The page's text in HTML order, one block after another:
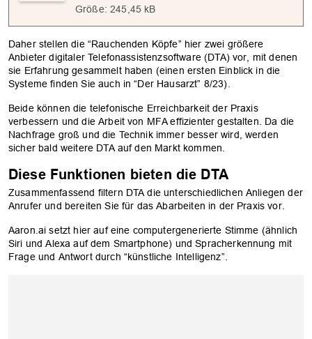
Größe: 245,45 kB
Daher stellen die “Rauchenden Köpfe” hier zwei größere
Anbieter digitaler Telefonassistenzsoftware (DTA) vor, mit denen
sie Erfahrung gesammelt haben (einen ersten Einblick in die
Systeme finden Sie auch in “Der Hausarzt” 8/23).
Beide können die telefonische Erreichbarkeit der Praxis
verbessern und die Arbeit von MFA effizienter gestalten. Da die
Nachfrage groß und die Technik immer besser wird, werden
sicher bald weitere DTA auf den Markt kommen.
Diese Funktionen bieten die DTA
Zusammenfassend filtern DTA die unterschiedlichen Anliegen der
Anrufer und bereiten Sie für das Abarbeiten in der Praxis vor.
Aaron.ai setzt hier auf eine computergenerierte Stimme (ähnlich
Siri und Alexa auf dem Smartphone) und Spracherkennung mit
Frage und Antwort durch “künstliche Intelligenz”.